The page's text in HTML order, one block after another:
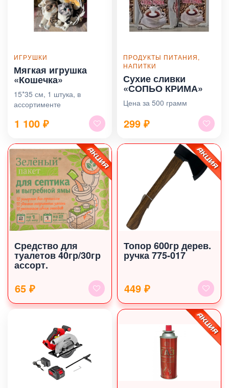
ИГРУШКИ
Мягкая игрушка
«Кошечка»
15*35 см, 1 штука, в
ассортименте
1 100 ₽
ПРОДУКТЫ ПИТАНИЯ,
НАПИТКИ
Сухие сливки
«СОПЬО КРИМА»
Цена за 500 грамм
299 ₽
Средство для
туалетов 40гр/30гр
ассорт.
65 ₽
Топор 600гр дерев.
ручка 775-017
449 ₽